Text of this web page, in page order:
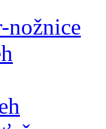
nožnice